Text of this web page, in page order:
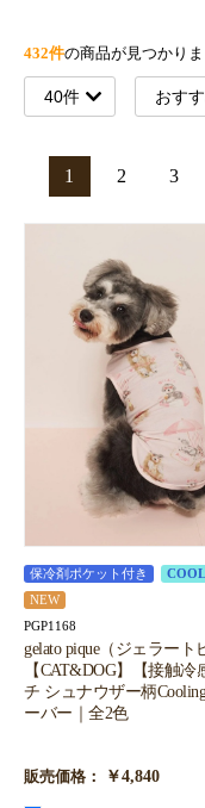
432件の商品が見つかり
1 2 3
保冷剤ポケット付き
NEW
PGP1168
gelato pique（ジェラート
【CAT&DOG】【接触冷
チ シュナウザー柄
ーバー｜全2色
販売価格： ￥4,840